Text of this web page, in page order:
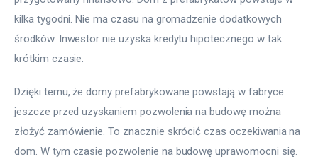
kilka tygodni. Nie ma czasu na gromadzenie dodatkowych
środków. Inwestor nie uzyska kredytu hipotecznego w tak
krótkim czasie.
Dzięki temu, że domy prefabrykowane powstają w fabryce
jeszcze przed uzyskaniem pozwolenia na budowę można
złożyć zamówienie. To znacznie skrócić czas oczekiwania na
dom. W tym czasie pozwolenie na budowę uprawomocni się.